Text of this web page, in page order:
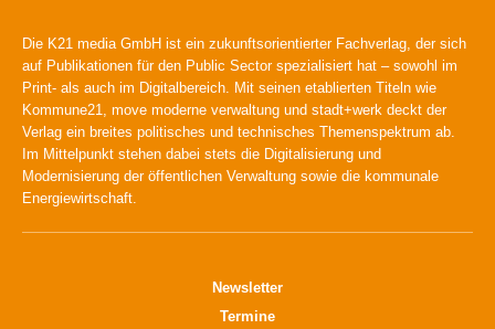
Die K21 media GmbH ist ein zukunftsorientierter Fachverlag, der sich
auf Publikationen für den Public Sector spezialisiert hat – sowohl im
Print- als auch im Digitalbereich. Mit seinen etablierten Titeln wie
Kommune21, move moderne verwaltung und stadt+werk deckt der
Verlag ein breites politisches und technisches Themenspektrum ab.
Im Mittelpunkt stehen dabei stets die Digitalisierung und
Modernisierung der öffentlichen Verwaltung sowie die kommunale
Energiewirtschaft.
Newsletter
Termine